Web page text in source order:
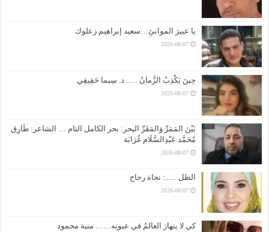
يا عبيرَ الموانئِ…سعيد إبراهيم زعلوك
2026-08-07
حِينَ يَكْذِبُ الزَّمانُ ….. د. سِيما حَقِيقِي
2026-08-07
بَيْنَ المَمَرِّ وَالمَقَرِّ البحر: بحر الكامل التام … الشاعر: طَارِق
مُحَمَّد عَبْدِالسَّلَام غُرَابَة
2026-08-07
الظل …..: نجاة رجاح
2026-08-07
كي لا ينهارَ العالمُ في عيونِه…… منية محمود